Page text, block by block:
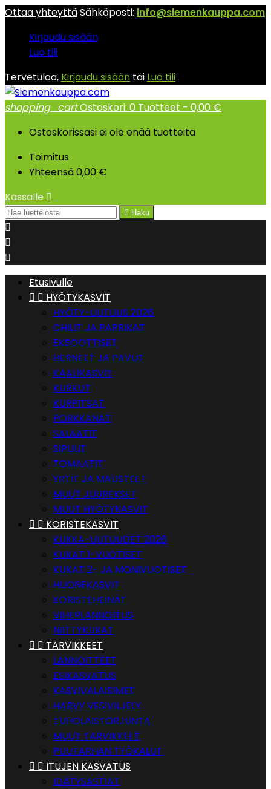
Ottaa yhteyttäSähköposti: info@siemenkauppa.com
Kirjaudu sisään
Luo tili
Tervetuloa, Kirjaudu sisään tai Luo tili
shopping_cartOstoskori: 0 Tuotteet - 0,00 €
Ostoskorissasi ei ole enää tuotteita
Toimitus
Yhteensä0,00 €
Kassalle 
 Haku



Etusivulle
  HYÖTYKASVIT
HYÖTY-UUTUUS 2026
CHILIT JA PAPRIKAT
EKSOOTTISET
HERNEET JA PAVUT
KAALIKASVIT
KURKUT
KURPITSAT
PORKKANAT
SALAATIT
SIPULIT
TOMAATIT
YRTIT JA MAUSTEET
MUUT JUUREKSET
MUUT HYÖTYKASVIT
  KORISTEKASVIT
KUKKA-UUTUUDET 2026
KUKAT 1-VUOTISET
KUKAT 2- JA MONIVUOTISET
HUONEKASVIT
KORISTEHEINÄT
VIHERLANNOITUS
NIITTYKUKAT
  TARVIKKEET
LANNOITTEET
ESIKASVATUS
KASVIVALAISIMET
HARVY VESIVILJELY
TUHOLAISTORJUNTA
MUUT TARVIKKEET
PUUTARHAN TYÖKALUT
  ITUJEN KASVATUS
IDÄTYSASTIAT